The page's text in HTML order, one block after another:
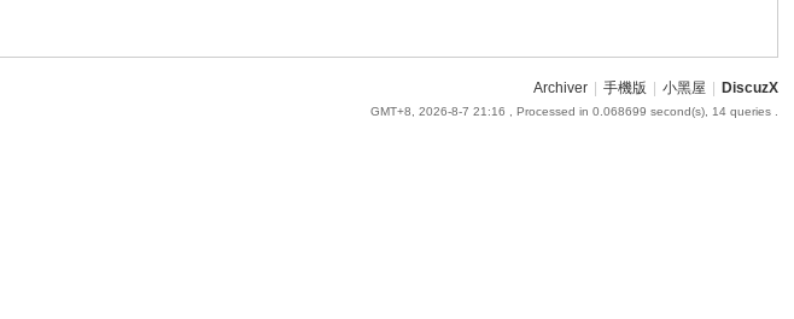
Archiver 手機版 小黑屋 DiscuzX
GMT+8, 2026-8-7 21:16 , Processed in 0.068699 second(s), 14 queries .